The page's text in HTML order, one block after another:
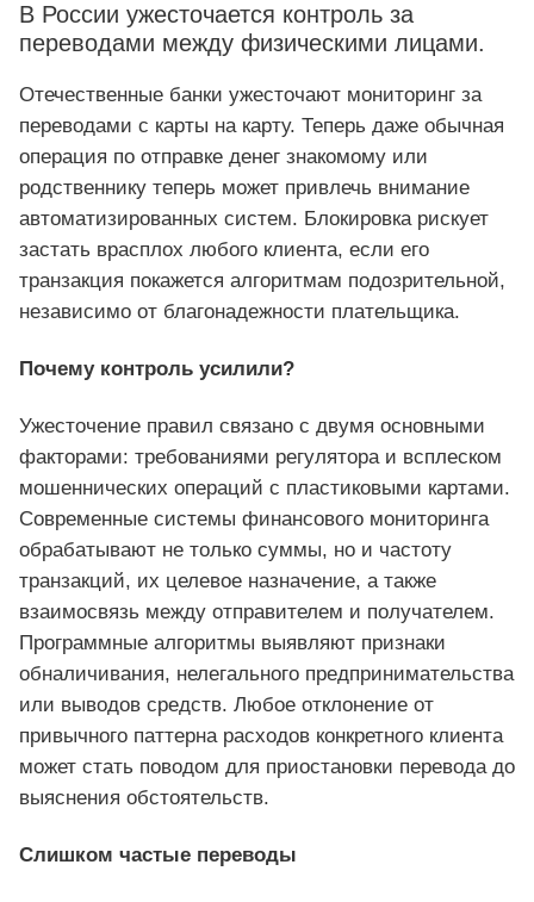
В России ужесточается контроль за
переводами между физическими лицами.
Отечественные банки ужесточают мониторинг за
переводами с карты на карту. Теперь даже обычная
операция по отправке денег знакомому или
родственнику теперь может привлечь внимание
автоматизированных систем. Блокировка рискует
застать врасплох любого клиента, если его
транзакция покажется алгоритмам подозрительной,
независимо от благонадежности плательщика.
Почему контроль усилили?
Ужесточение правил связано с двумя основными
факторами: требованиями регулятора и всплеском
мошеннических операций с пластиковыми картами.
Современные системы финансового мониторинга
обрабатывают не только суммы, но и частоту
транзакций, их целевое назначение, а также
взаимосвязь между отправителем и получателем.
Программные алгоритмы выявляют признаки
обналичивания, нелегального предпринимательства
или выводов средств. Любое отклонение от
привычного паттерна расходов конкретного клиента
может стать поводом для приостановки перевода до
выяснения обстоятельств.
Слишком частые переводы